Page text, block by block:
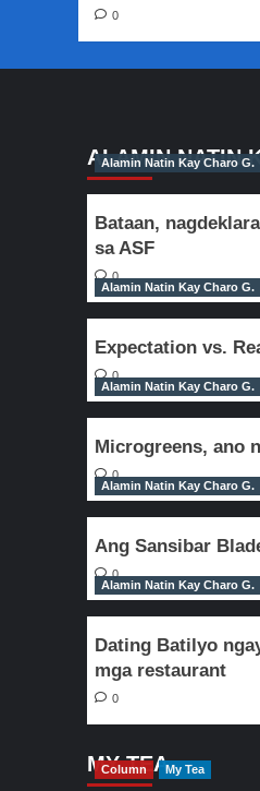
sa
0
ALAMIN NATIN
Alamin Natin Kay Charo G.
Bataan,
sa ASF
0
Alamin Natin Kay Charo G.
Expectation vs.
0
Alamin Natin Kay Charo G.
Microgreens, ano
0
Alamin Natin Kay Charo G.
Ang Sansibar
0
Alamin Natin Kay Charo G.
Dating Batilyo
mga restaurant
0
MY TEA
Column My Tea